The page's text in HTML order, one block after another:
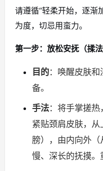
请遵循“轻柔开始，逐渐
为度，切忌用蛮力。
第一步：放松安抚（揉法
目的：唤醒皮肤和
备。
手法：将手掌搓热
紧贴颈肩皮肤，
膀），由内向外
慢、深长的抚摸。